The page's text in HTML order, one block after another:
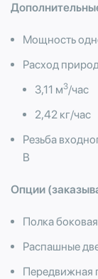
Мощность
Расход
3,11 м3/час
2,42 кг/час
Резьба
B
Опции
Полка
Распашные
Передвижная